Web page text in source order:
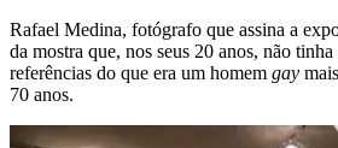
Rafael Medina, fotógrafo que assina a
da mostra que, nos seus 20 anos, não tinha
referências do que era um homem gay
70 anos.